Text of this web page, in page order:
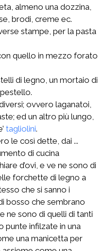
almeno una dozzina,
brodi, creme ec.
stampe, per la pasta
quello in mezzo forato
di legno, un mortaio di
ovvero laganatoi,
ed un altro più lungo,
tagliolini.
le così dette, dai ...
di cucina
d’ovi, e ve ne sono di
forchette di legno a
che si sanno i
bosso che sembrano
ne sono di quelli di tanti
punte infilzate in una
una manicetta per